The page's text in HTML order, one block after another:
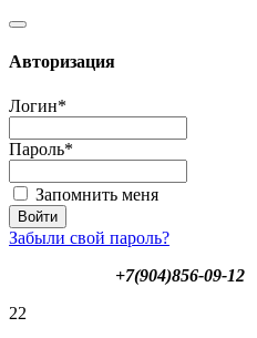
Авторизация
Логин*
Пароль*
Запомнить меня
Забыли свой пароль?
+7(904)856-09-12
22